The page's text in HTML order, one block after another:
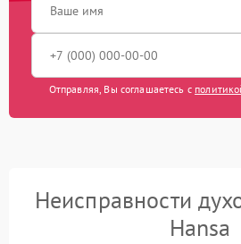
Отправляя, Вы соглашаетесь с
Неисправности
Hansa